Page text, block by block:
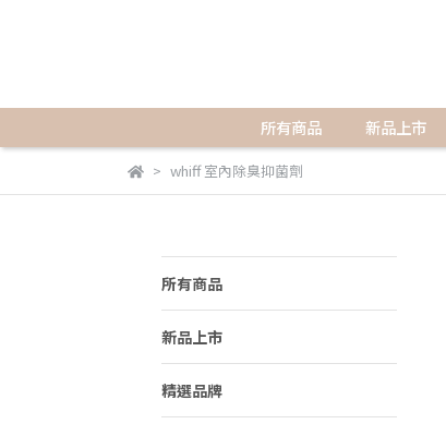
所有商品 新品上市
whiff 室內除臭抑菌劑
所有商品
新品上市
精選品牌